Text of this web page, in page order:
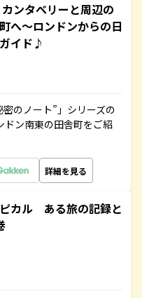
ンタベリーと周辺の
へ～ロンドンからの日
イド♪
のノート”」シリーズの
ドン南東の田舎町をご紹
詳細を見る
カル ある旅の記録と